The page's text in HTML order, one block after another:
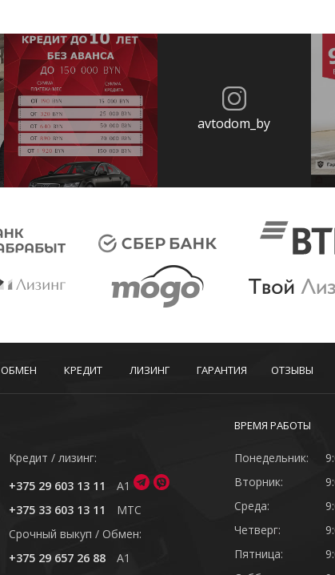
avtodom_by
ОБМЕН КРЕДИТ ЛИЗИНГ ГАРАНТИЯ ОТЗЫВЫ
Кредит / лизинг:
+375 29 603 13 11
A1
+375 33 603 13 11
MTC
Cрочный выкуп / Обмен:
+375 29 657 26 88
A1
ВРЕМЯ РАБОТЫ
Понедельник:
Вторник:
Среда:
Четверг:
Пятница: